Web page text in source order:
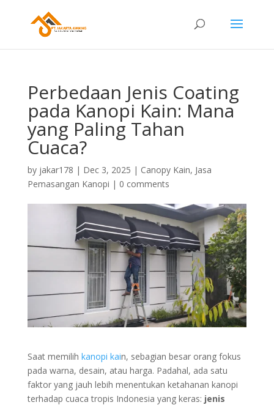
Perbedaan Jenis Coating
pada Kanopi Kain: Mana
yang Paling Tahan
Cuaca?
by jakar178 | Dec 3, 2025 | Canopy Kain, Jasa
Pemasangan Kanopi | 0 comments
Saat memilih kanopi kain, sebagian besar orang fokus
pada warna, desain, atau harga. Padahal, ada satu
faktor yang jauh lebih menentukan ketahanan kanopi
terhadap cuaca tropis Indonesia yang keras: jenis